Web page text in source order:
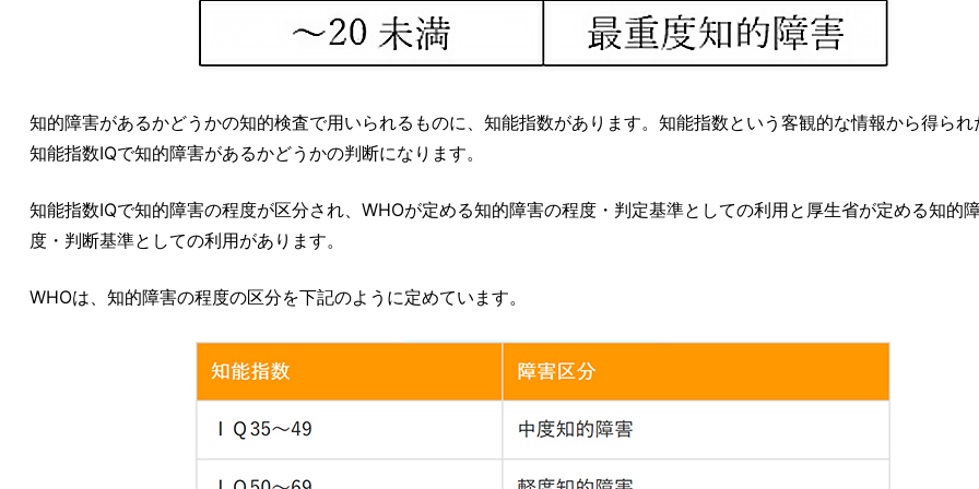
知的障害があるかどうかの知的検査で用いられるものに、知能指数があります。知能指数という客観的な情報から得られ
知能指数IQで知的障害があるかどうかの判断になります。
知能指数IQで知的障害の程度が区分され、WHOが定める知的障害の程度・判定基準としての利用と厚生省が定める知的
度・判断基準としての利用があります。
WHOは、知的障害の程度の区分を下記のように定めています。